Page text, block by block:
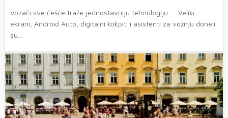
Vozači sve češće traže jednostavniju tehnologiju Veliki
ekrani, Android Auto, digitalni kokpiti i asistenti za vožnju doneli
su...